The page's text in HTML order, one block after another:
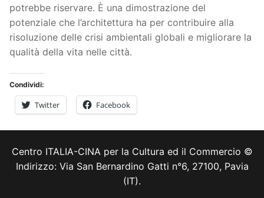
potrebbe riservare. È una dimostrazione del
potenziale che l’architettura ha per contribuire alla
risoluzione delle crisi ambientali globali e migliorare la
qualità della vita nelle città.
Condividi:
Twitter Facebook
Centro ITALIA-CINA per la Cultura ed il Commercio ©
Indirizzo: Via San Bernardino Gatti n°6, 27100, Pavia
(IT).